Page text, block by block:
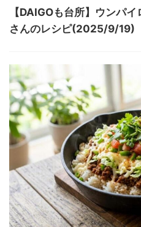
【DAIGOも台所】ウンパ
さんのレシピ(2025/9/19)